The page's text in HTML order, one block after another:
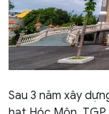
Sau 3 năm xây